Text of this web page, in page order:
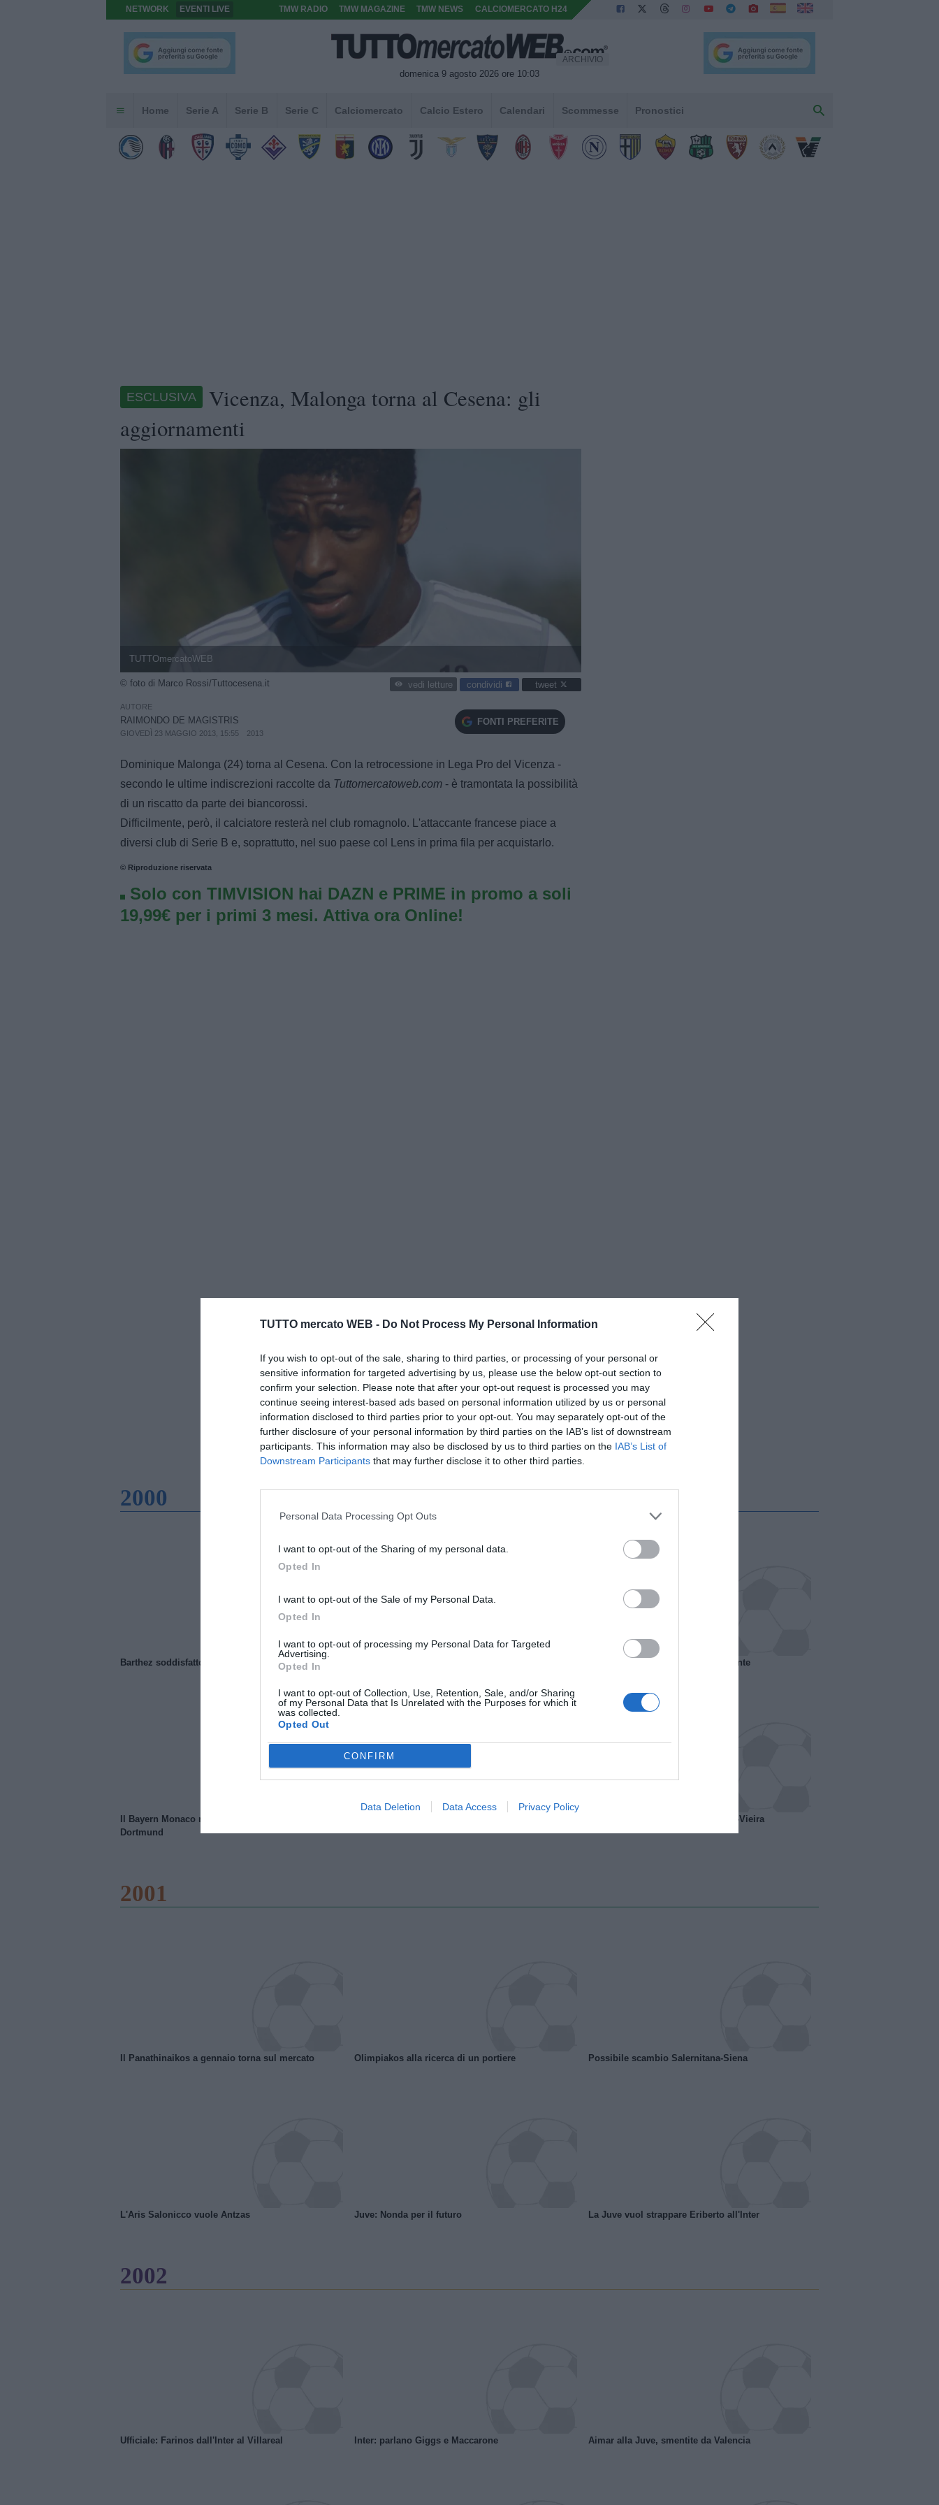
TUTTO mercato WEB - Do Not Process My Personal Information
If you wish to opt-out of the sale, sharing to third parties, or processing of your personal or
sensitive information for targeted advertising by us, please use the below opt-out section to
confirm your selection. Please note that after your opt-out request is processed you may
continue seeing interest-based ads based on personal information utilized by us or personal
information disclosed to third parties prior to your opt-out. You may separately opt-out of the
further disclosure of your personal information by third parties on the IAB’s list of downstream
participants. This information may also be disclosed by us to third parties on the IAB’s List of
Downstream Participants that may further disclose it to other third parties.
Personal Data Processing Opt Outs
I want to opt-out of the Sharing of my personal data.
Opted In
I want to opt-out of the Sale of my Personal Data.
Opted In
I want to opt-out of processing my Personal Data for Targeted
Advertising.
Opted In
I want to opt-out of Collection, Use, Retention, Sale, and/or Sharing
of my Personal Data that Is Unrelated with the Purposes for which it
was collected.
Opted Out
CONFIRM
Data Deletion Data Access Privacy Policy
NETWORK EVENTI LIVE TMW RADIO TMW MAGAZINE TMW NEWS CALCIOMERCATO H24
domenica 9 agosto 2026 ore 10:03
ARCHIVIO
Home Serie A Serie B Serie C Calciomercato Calcio Estero Calendari Scommesse Pronostici
ESCLUSIVA
Vicenza, Malonga torna al Cesena: gli
aggiornamenti
TUTTOmercatoWEB
© foto di Marco Rossi/Tuttocesena.it vedi letture condividi tweet
AUTORE
RAIMONDO DE MAGISTRIS
GIOVEDÌ 23 MAGGIO 2013, 15:55 2013
FONTI PREFERITE
Dominique Malonga (24) torna al Cesena. Con la retrocessione in Lega Pro del Vicenza -
secondo le ultime indiscrezioni raccolte da Tuttomercatoweb.com - è tramontata la possibilità
di un riscatto da parte dei biancorossi.
Difficilmente, però, il calciatore resterà nel club romagnolo. L'attaccante francese piace a
diversi club di Serie B e, soprattutto, nel suo paese col Lens in prima fila per acquistarlo.
© Riproduzione riservata
Solo con TIMVISION hai DAZN e PRIME in promo a soli
19,99€ per i primi 3 mesi. Attiva ora Online!
2000
Barthez soddisfatto del Manchester United Francia, il Marsiglia senza presidente
Il Bayern Monaco ridimensiona il Borussia
Dortmund
A gennaio ipotesi scambio Davids-Vieira
2001
Il Panathinaikos a gennaio torna sul mercato Olimpiakos alla ricerca di un portiere Possibile scambio Salernitana-Siena
L'Aris Salonicco vuole Antzas Juve: Nonda per il futuro La Juve vuol strappare Eriberto all'Inter
2002
Ufficiale: Farinos dall'Inter al Villareal Inter: parlano Giggs e Maccarone Aimar alla Juve, smentite da Valencia